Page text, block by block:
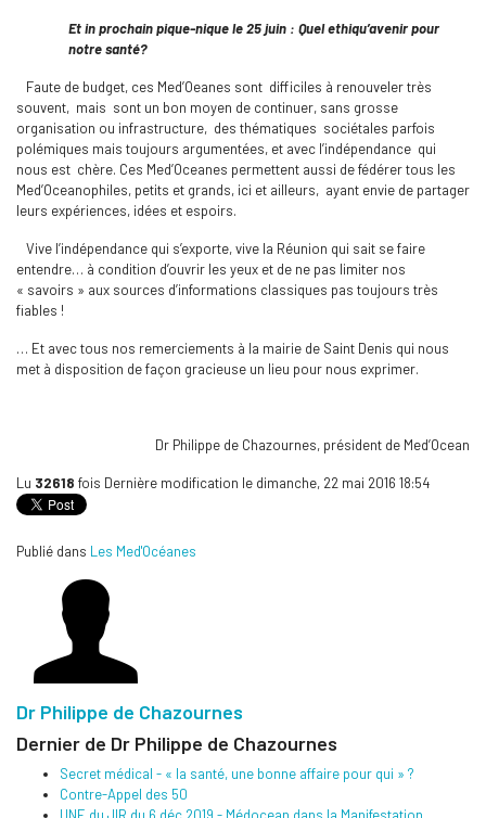
Et in prochain pique-nique le 25 juin : Quel ethiqu’avenir pour
notre santé?
Faute de budget, ces Med’Oeanes sont difficiles à renouveler très
souvent, mais sont un bon moyen de continuer, sans grosse
organisation ou infrastructure, des thématiques sociétales parfois
polémiques mais toujours argumentées, et avec l’indépendance qui
nous est chère. Ces Med’Oceanes permettent aussi de fédérer tous les
Med’Oceanophiles, petits et grands, ici et ailleurs, ayant envie de partager
leurs expériences, idées et espoirs.
Vive l’indépendance qui s’exporte, vive la Réunion qui sait se faire
entendre… à condition d’ouvrir les yeux et de ne pas limiter nos
« savoirs » aux sources d’informations classiques pas toujours très
fiables !
… Et avec tous nos remerciements à la mairie de Saint Denis qui nous
met à disposition de façon gracieuse un lieu pour nous exprimer.
Dr Philippe de Chazournes, président de Med’Ocean
Lu 32618 fois Dernière modification le dimanche, 22 mai 2016 18:54
Publié dans Les Med'Océanes
Dr Philippe de Chazournes
Dernier de Dr Philippe de Chazournes
Secret médical - « la santé, une bonne affaire pour qui » ?
Contre-Appel des 50